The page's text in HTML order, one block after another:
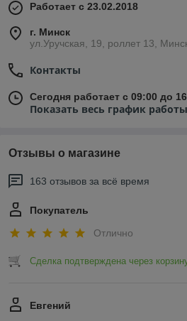
Работает с 23.02.2018
г. Минск
ул.Уручская, 19, роллет 13,
Контакты
Сегодня работает с 09:00 до
Показать весь график работы
Отзывы о магазине
163 отзывов за всё время
Покупатель
Отлично
Сделка подтверждена через
Евгений